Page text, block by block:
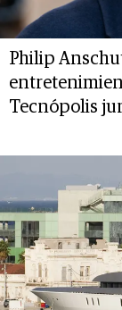
Philip
Tecnópolis